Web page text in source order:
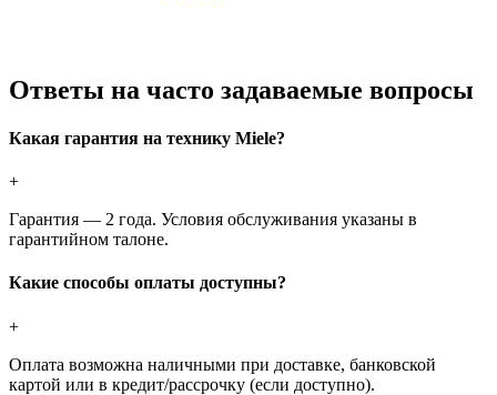
Ответы на часто задаваемые вопросы
Какая гарантия на технику Miele?
+
Гарантия — 2 года. Условия обслуживания указаны в
гарантийном талоне.
Какие способы оплаты доступны?
+
Оплата возможна наличными при доставке, банковской
картой или в кредит/рассрочку (если доступно).